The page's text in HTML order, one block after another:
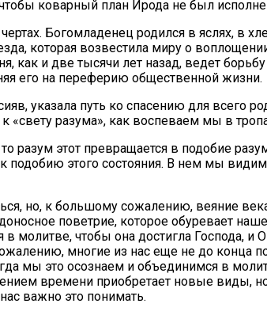
коварный план Ирода не был
Богомладенец родился в яслях, в
которая возвестила миру о
как и две тысячи лет назад, ведет
его на переферию общественной жизни.
указала путь ко спасению для всего
«свету разума», как воспеваем мы в
разум этот превращается в подобие
подобию этого состояния. В нем мы
но, к большому сожалению, веяние
поветрие, которое обуревает
чтобы она достигла Господа, и
многие из нас еще не до конца
мы это осознаем и объединимся в
времени приобретает новые
важно это понимать.